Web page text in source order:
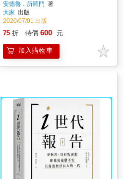
安德魯．所羅門 著
大家 出版
2020/07/01 出版
75 折 特價 600 元
加入購物車